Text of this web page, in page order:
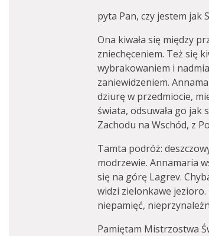
pyta Pan, czy jestem jak
Ona kiwała się między
zniechęceniem. Też się
wybrakowaniem i
zaniewidzeniem.
dziurę w przedmiocie,
świata, odsuwała go jak
Zachodu na Wschód, z
Tamta podróż:
modrzewie. Annamaria
się na górę Lagrev.
widzi zielonkawe
niepamięć,
Pamiętam Mistrzostwa